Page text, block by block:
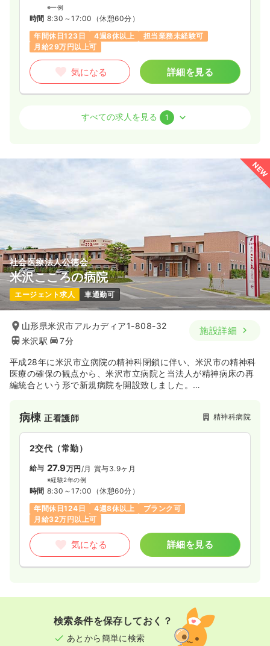
※一例
時間 8:30～17:00 （休憩60分）
年間休日123日
4週8休以上
担当業務未経験可
月給29万円以上可
気になる 詳細を見る
23.0〜29.0
日祝休み
詳細を見る
すべての求人を見る 1
NEW
社会医療法人公徳会
米沢こころの病院
エージェント求人 車通勤可
山形県米沢市アルカディア1-808-32
米沢駅
7分
施設詳細
平成28年に米沢市立病院の精神科閉鎖に伴い、米沢市の精神科
医療の確保の観点から、米沢市立病院と当法人が精神病床の再
編統合という形で新規病院を開設致しました。
す。
病棟正看護師 精神科病院
2交代（常勤）
給与 27.9万円 /月 賞与3.9ヶ月
※経験2年の例
時間 8:30～17:00 （休憩60分）
年間休日124日
4週8休以上
ブランク可
月給32万円以上可
気になる 詳細を見る
検索条件を保存しておく？
あとから簡単に検索